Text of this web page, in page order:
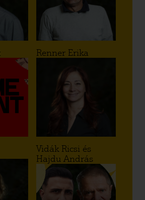
Renner Erika
Vidák Ricsi és
Hajdu András